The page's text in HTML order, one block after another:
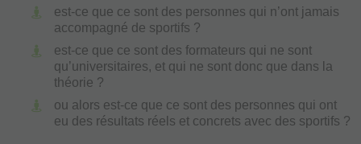
est-ce que ce sont des personnes qui n’ont jamais
accompagné de sportifs ?
est-ce que ce sont des formateurs qui ne sont
qu’universitaires, et qui ne sont donc que dans la
théorie ?
ou alors est-ce que ce sont des personnes qui ont
eu des résultats réels et concrets avec des sportifs ?